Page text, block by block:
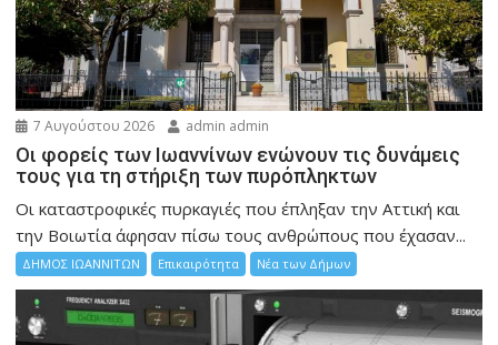
7 Αυγούστου 2026 admin admin
Οι φορείς των Ιωαννίνων ενώνουν τις δυνάμεις
τους για τη στήριξη των πυρόπληκτων
Οι καταστροφικές πυρκαγιές που έπληξαν την Αττική και
την Bοιωτία άφησαν πίσω τους ανθρώπους που έχασαν...
ΔΗΜΟΣ ΙΩΑΝΝΙΤΩΝ Επικαιρότητα Νέα των Δήμων